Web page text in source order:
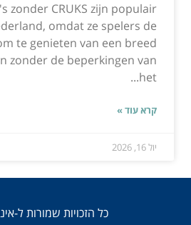
zonder CRUKS zijn populair
omdat ze spelers de
te genieten van een breed
zonder de beperkingen van
het...
קרא עוד »
יול 16, 2026
כל הזכויות שמורות ל-